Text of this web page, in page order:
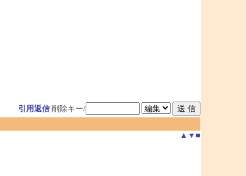
引用返信 削除キー/
▲ ▼ ■